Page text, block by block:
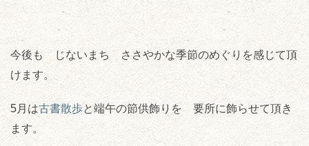
今後も じないまち ささやかな季節のめぐりを感じて頂
けます。
5月は古書散歩と端午の節供飾りを 要所に飾らせて頂き
ます。